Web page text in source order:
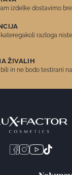
izdelke dostavimo
razloga
ŽIVALIH
in ne bodo testirani